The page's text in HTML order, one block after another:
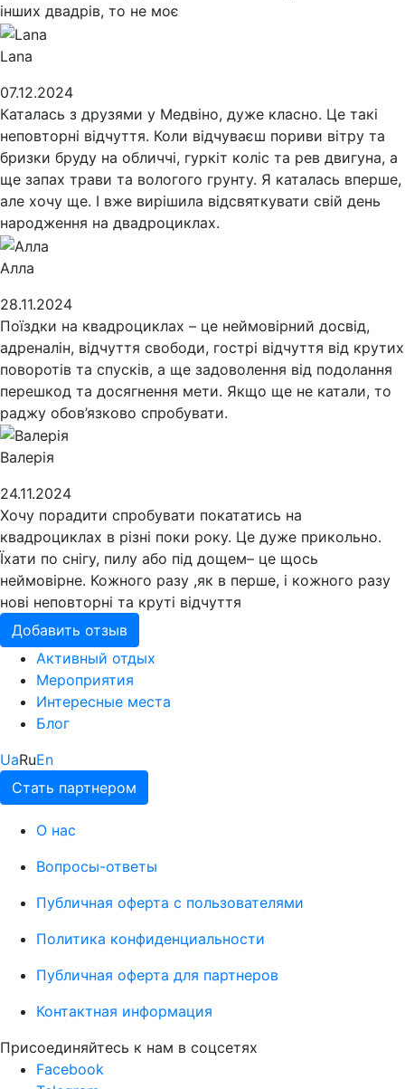
інших двадрів, то не моє
Lana
07.12.2024
Каталась з друзями у Медвіно, дуже класно. Це такі
неповторні відчуття. Коли відчуваєш пориви вітру та
бризки бруду на обличчі, гуркіт коліс та рев двигуна, а
ще запах трави та вологого грунту. Я каталась вперше,
але хочу ще. І вже вирішила відсвяткувати свій день
народження на двадроциклах.
Алла
28.11.2024
Поїздки на квадроциклах – це неймовірний досвід,
адреналін, відчуття свободи, гострі відчуття від крутих
поворотів та спусків, а ще задоволення від подолання
перешкод та досягнення мети. Якщо ще не катали, то
раджу обов’язково спробувати.
Валерія
24.11.2024
Хочу порадити спробувати покататись на
квадроциклах в різні поки року. Це дуже прикольно.
Їхати по снігу, пилу або під дощем– це щось
неймовірне. Кожного разу ,як в перше, і кожного разу
нові неповторні та круті відчуття
Добавить отзыв
Активный отдых
Мероприятия
Интересные места
Блог
UaRuEn
Стать партнером
О нас
Вопросы-ответы
Публичная оферта с пользователями
Политика конфиденциальности
Публичная оферта для партнеров
Контактная информация
Присоединяйтесь к нам в соцсетях
Facebook